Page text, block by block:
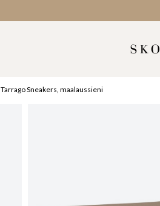
Tarrago Sneakers, maalaussieni